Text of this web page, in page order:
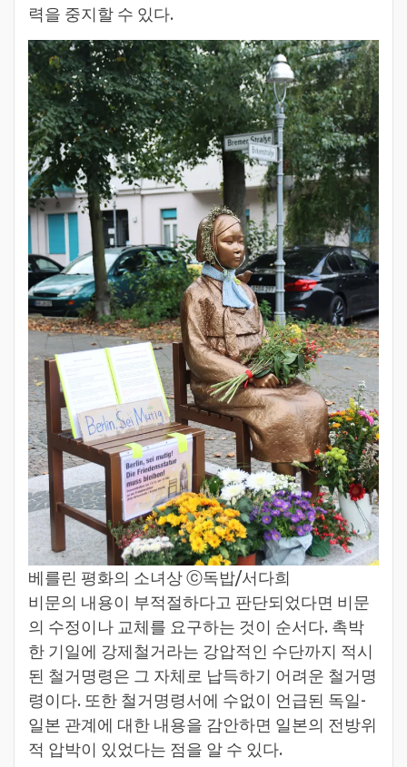
력을 중지할 수 있다.
베를린 평화의 소녀상 ⓒ독밥/서다희
비문의 내용이 부적절하다고 판단되었다면 비문
의 수정이나 교체를 요구하는 것이 순서다. 촉박
한 기일에 강제철거라는 강압적인 수단까지 적시
된 철거명령은 그 자체로 납득하기 어려운 철거명
령이다. 또한 철거명령서에 수없이 언급된 독일-
일본 관계에 대한 내용을 감안하면 일본의 전방위
적 압박이 있었다는 점을 알 수 있다.